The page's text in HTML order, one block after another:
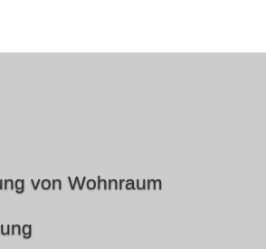
von Wohnraum